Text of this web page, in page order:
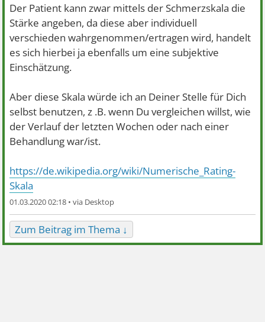
Der Patient kann zwar mittels der Schmerzskala die
Stärke angeben, da diese aber individuell
verschieden wahrgenommen/ertragen wird, handelt
es sich hierbei ja ebenfalls um eine subjektive
Einschätzung.
Aber diese Skala würde ich an Deiner Stelle für Dich
selbst benutzen, z .B. wenn Du vergleichen willst, wie
der Verlauf der letzten Wochen oder nach einer
Behandlung war/ist.
https://de.wikipedia.org/wiki/Numerische_Rating-
Skala
01.03.2020 02:18 •
Zum Beitrag im Thema ↓